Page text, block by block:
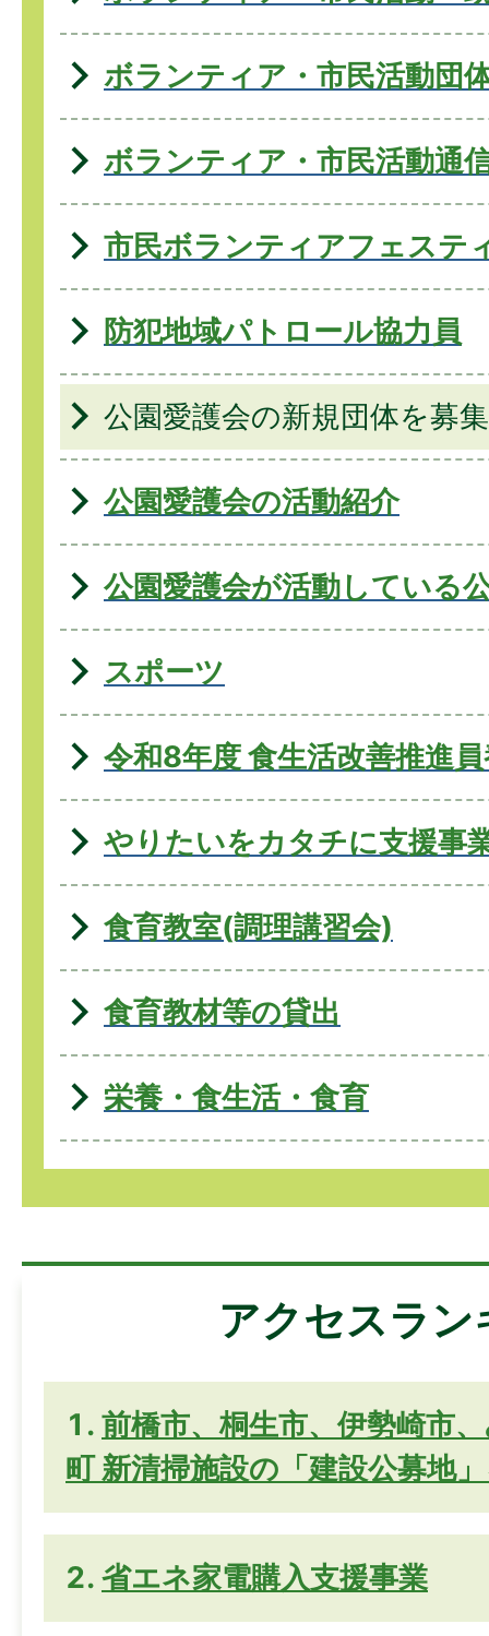
ボランティア・市民活動団
ボランティア・市民活動通
市民ボランティアフェステ
防犯地域パトロール協力員
公園愛護会の新規団体を募集
公園愛護会の活動紹介
公園愛護会が活動している
スポーツ
令和8年度 食生活改善推進
やりたいをカタチに支援事
食育教室(調理講習会)
食育教材等の貸出
栄養・食生活・食育
アクセスラン
前橋市、桐生市、伊勢崎市
町 新清掃施設の「建設公募地
省エネ家電購入支援事業